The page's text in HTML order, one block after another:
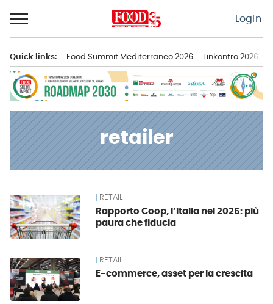
al
contenuto
Login
principale
Quick links: Food Summit Mediterraneo 2026 Linkontro 2026
retailer
News RETAIL
Rapporto Coop, l’Italia nel 2026: più
paura che fiducia
RETAIL
E-commerce, asset per la crescita